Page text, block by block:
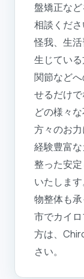
盤矯正な
相談くださ
怪我、生
生じてい
関節など
せるだけ
どの様々
方々のお
経験豊富
整った安
いたしま
物整体も
市でカイ
方は、
さい。